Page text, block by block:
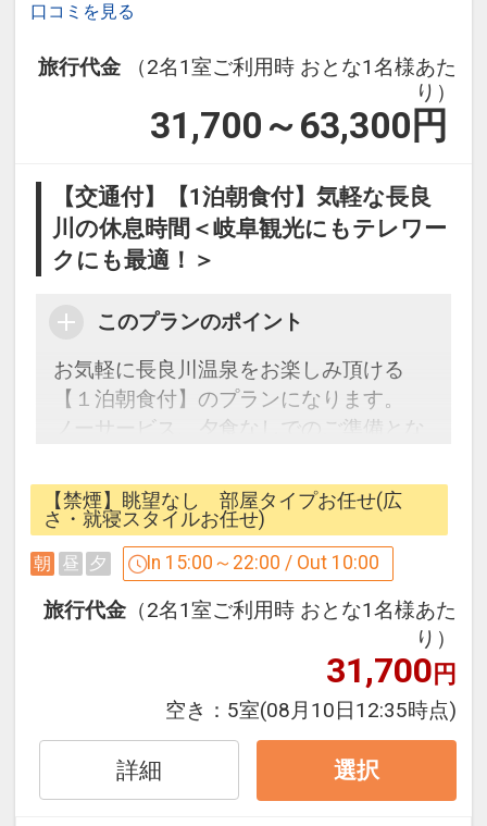
口コミを見る
旅行代金
（2名1室ご利用時 おとな1名様あた
り）
31,700～63,300 円
【交通付】【1泊朝食付】気軽な長良
川の休息時間＜岐阜観光にもテレワー
クにも最適！＞
このプランのポイント
お気軽に長良川温泉をお楽しみ頂ける
【１泊朝食付】のプランになります。
ノーサービス、夕食なしでのご準備とな
こちらのプランは事前にお布団を敷かせ
て頂いております。
観光でも、お仕事でも、のんびりするだ
けのお泊りでもＯＫです。
ゆったりとした時間の流れる旅館ステイ
温泉露天風呂がある当館自慢の大浴場で
『健康美食』をテーマに、地元の食材･
【禁煙】眺望なし 部屋タイプお任せ(広
さ・就寝スタイルお任せ)
朝 昼 夕 In 15:00～22:00 / Out 10:00
旅行代金 （2名1室ご利用時 おとな1名様あた
り）
31,700円
空き： 5室(08月10日12:35時点)
詳細 選択